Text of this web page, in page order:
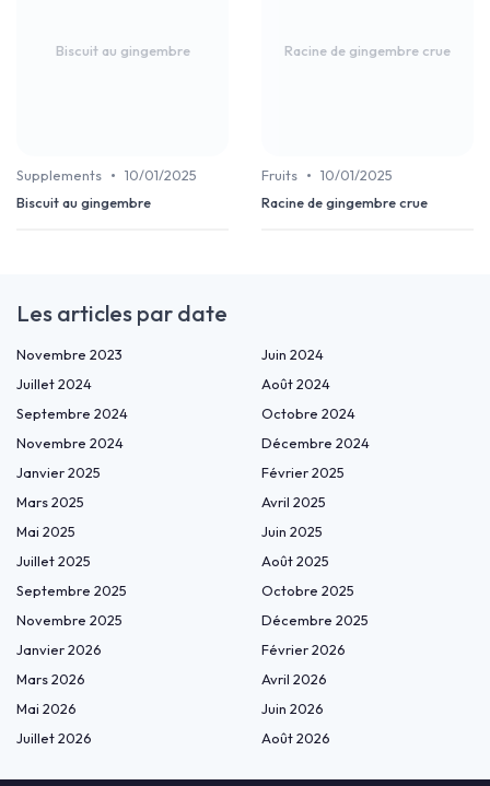
Biscuit au gingembre
Supplements • 10/01/2025
Biscuit au gingembre
Racine de gingembre crue
Fruits • 10/01/2025
Racine de gingembre crue
Les articles par date
Novembre 2023
Juin 2024
Juillet 2024
Août 2024
Septembre 2024
Octobre 2024
Novembre 2024
Décembre 2024
Janvier 2025
Février 2025
Mars 2025
Avril 2025
Mai 2025
Juin 2025
Juillet 2025
Août 2025
Septembre 2025
Octobre 2025
Novembre 2025
Décembre 2025
Janvier 2026
Février 2026
Mars 2026
Avril 2026
Mai 2026
Juin 2026
Juillet 2026
Août 2026